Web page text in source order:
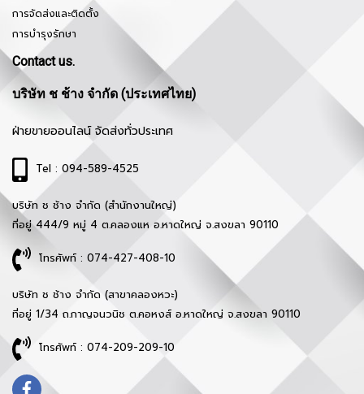
การจัดส่งและติดตั้ง
การบำรุงรักษา
Contact us.
บริษัท ช ช้าง จำกัด (ประเทศไทย)
ฝ่ายขายออนไลน์ จัดส่งทั่วประเทศ
Tel : 094-589-4525
บริษัท ช ช้าง จำกัด (สำนักงานใหญ่)
ที่อยู่ 444/9 หมู่ 4 ต.คลองแห อ.หาดใหญ่ จ.สงขลา 90110
โทรศัพท์ : 074-427-408-10
บริษัท ช ช้าง จำกัด (สาขาคลองหวะ)
ที่อยู่ 1/34 ถ.กาญจนวนิช ต.คอหงส์ อ.หาดใหญ่ จ.สงขลา 90110
โทรศัพท์ : 074-209-209-10